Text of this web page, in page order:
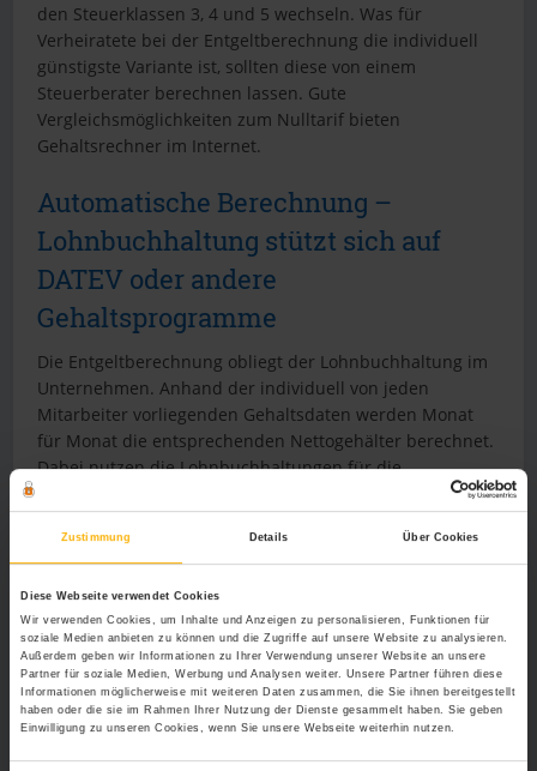
Zustimmung Details Über Cookies
Diese Webseite verwendet Cookies
Wir verwenden Cookies, um Inhalte und Anzeigen zu personalisieren, Funktionen für
soziale Medien anbieten zu können und die Zugriffe auf unsere Website zu analysieren.
Außerdem geben wir Informationen zu Ihrer Verwendung unserer Website an unsere
Partner für soziale Medien, Werbung und Analysen weiter. Unsere Partner führen diese
Informationen möglicherweise mit weiteren Daten zusammen, die Sie ihnen bereitgestellt
haben oder die sie im Rahmen Ihrer Nutzung der Dienste gesammelt haben. Sie geben
Einwilligung zu unseren Cookies, wenn Sie unsere Webseite weiterhin nutzen.
den Steuerklassen 3, 4 und 5 wechseln. Was für
Verheiratete bei der Entgeltberechnung die individuell
günstigste Variante ist, sollten diese von einem
Steuerberater berechnen lassen. Gute
Vergleichsmöglichkeiten zum Nulltarif bieten
Gehaltsrechner im Internet.
Automatische Berechnung –
Lohnbuchhaltung stützt sich auf
DATEV oder andere
Gehaltsprogramme
Die Entgeltberechnung obliegt der Lohnbuchhaltung im
Unternehmen. Anhand der individuell von jeden
Mitarbeiter vorliegenden Gehaltsdaten werden Monat
für Monat die entsprechenden Nettogehälter berechnet.
Dabei nutzen die Lohnbuchhaltungen für die
genaue Zahlen liefern und praktisch keine Fehler
aufweisen. Das ausgerechnete Nettogehalt wird zu
einem bestimmten Zeitpunkt, meist Anfang oder Mitte
des Monats, automatisch auf das vom Arbeitnehmer
angegebenen Girokonto überwiesen. Arbeitnehmer
erhalten einen Gehaltsnachweis. Bei eventuellen
Unregelmäßigkeiten sollten sie sich an die
Lohnbuchhaltung wenden.
Thema kalte Progression